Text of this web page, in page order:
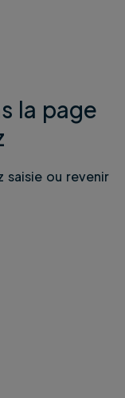
la page
saisie ou revenir